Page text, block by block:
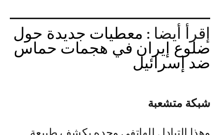
إقرأ أيضا : معطيات جديدة حول
ضلوع إيران في هجمات حماس
ضد إسرائيل
شبكة متشعبة